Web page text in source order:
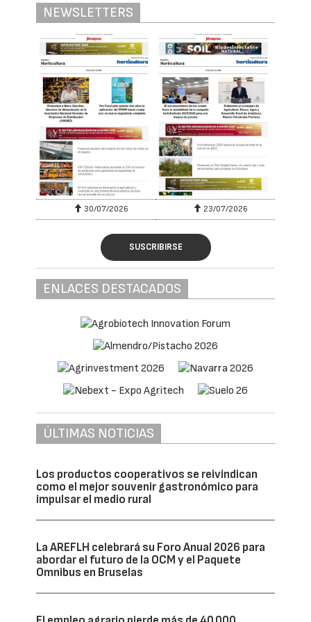
NEWSLETTERS
30/07/2026 23/07/2026
SUSCRIBIRSE
ENLACES DESTACADOS
ÚLTIMAS NOTICIAS
Los productos cooperativos se reivindican
como el mejor souvenir gastronómico para
impulsar el medio rural
La AREFLH celebrará su Foro Anual 2026 para
abordar el futuro de la OCM y el Paquete
Omnibus en Bruselas